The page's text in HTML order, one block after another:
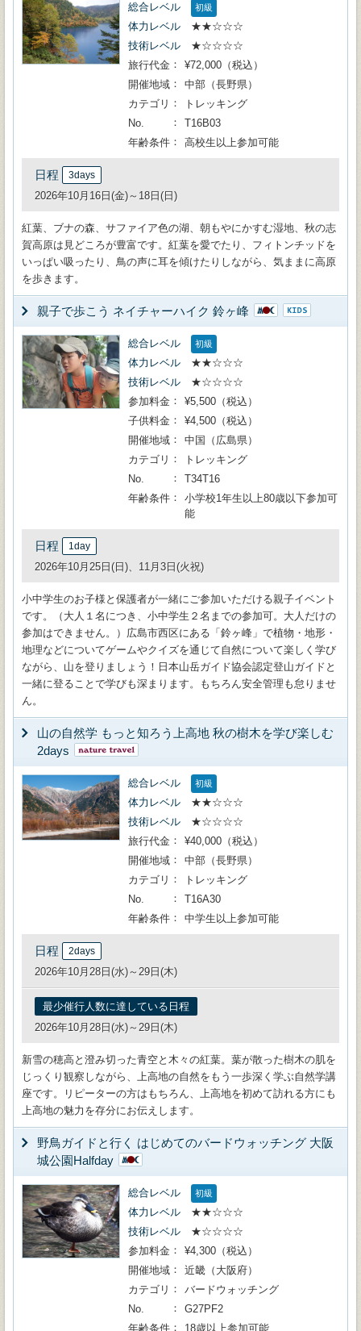
総合レベル 初級
体力レベル
★★☆☆☆
技術レベル
★☆☆☆☆
旅行代金
¥72,000（税込）
開催地域
中部（長野県）
カテゴリ
トレッキング
No.
T16B03
年齢条件
高校生以上参加可能
日程 3days
2026年10月16日(金)～18日(日)
紅葉、ブナの森、サファイア色の湖、朝もやにかすむ湿地、秋の志
賀高原は見どころが豊富です。紅葉を愛でたり、フィトンチッドを
いっぱい吸ったり、鳥の声に耳を傾けたりしながら、気ままに高原
を歩きます。
親子で歩こう ネイチャーハイク 鈴ヶ峰
総合レベル 初級
体力レベル
★★☆☆☆
技術レベル
★☆☆☆☆
参加料金
¥5,500（税込）
子供料金
¥4,500（税込）
開催地域
中国（広島県）
カテゴリ
トレッキング
No.
T34T16
年齢条件
小学校1年生以上80歳以下参加可
能
日程 1day
2026年10月25日(日)、11月3日(火祝)
小中学生のお子様と保護者が一緒にご参加いただける親子イベント
です。（大人１名につき、小中学生２名までの参加可。大人だけの
参加はできません。）広島市西区にある「鈴ヶ峰」で植物・地形・
地理などについてゲームやクイズを通じて自然について楽しく学び
ながら、山を登りましょう！日本山岳ガイド協会認定登山ガイドと
一緒に登ることで学びも深まります。もちろん安全管理も怠りませ
ん。
山の自然学 もっと知ろう上高地 秋の樹木を学び楽しむ
2days
総合レベル 初級
体力レベル
★★☆☆☆
技術レベル
★☆☆☆☆
旅行代金
¥40,000（税込）
開催地域
中部（長野県）
カテゴリ
トレッキング
No.
T16A30
年齢条件
中学生以上参加可能
日程 2days
2026年10月28日(水)～29日(木)
最少催行人数に達している日程
2026年10月28日(水)～29日(木)
新雪の穂高と澄み切った青空と木々の紅葉。葉が散った樹木の肌を
じっくり観察しながら、上高地の自然をもう一歩深く学ぶ自然学講
座です。リピーターの方はもちろん、上高地を初めて訪れる方にも
上高地の魅力を存分にお伝えします。
野鳥ガイドと行く はじめてのバードウォッチング 大阪
城公園Halfday
総合レベル 初級
体力レベル
★★☆☆☆
技術レベル
★☆☆☆☆
参加料金
¥4,300（税込）
開催地域
近畿（大阪府）
カテゴリ
バードウォッチング
No.
G27PF2
年齢条件
18歳以上参加可能